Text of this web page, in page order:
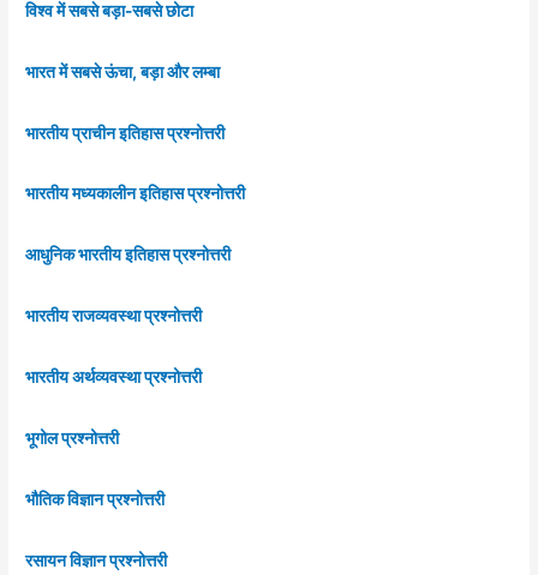
विश्व में सबसे बड़ा-सबसे छोटा
भारत में सबसे ऊंचा, बड़ा और लम्बा
भारतीय प्राचीन इतिहास प्रश्नोत्तरी
भारतीय मध्यकालीन इतिहास प्रश्नोत्तरी
आधुनिक भारतीय इतिहास प्रश्नोत्तरी
भारतीय राजव्यवस्था प्रश्नोत्तरी
भारतीय अर्थव्यवस्था प्रश्नोत्तरी
भूगोल प्रश्नोत्तरी
भौतिक विज्ञान प्रश्नोत्तरी
रसायन विज्ञान प्रश्नोत्तरी